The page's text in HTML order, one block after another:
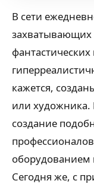
В сети
кажется,
или художника.
создание
оборудованием
Сегодня же, с